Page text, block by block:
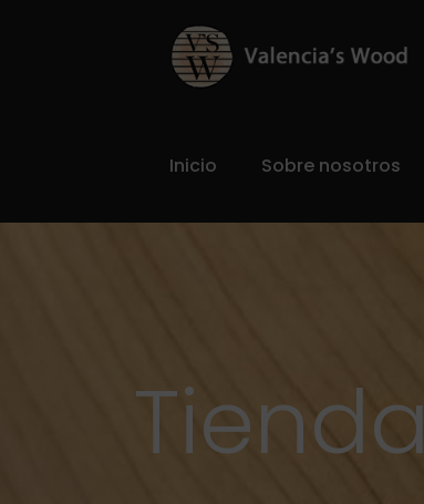
Inicio Sobre nosotros
Tienda